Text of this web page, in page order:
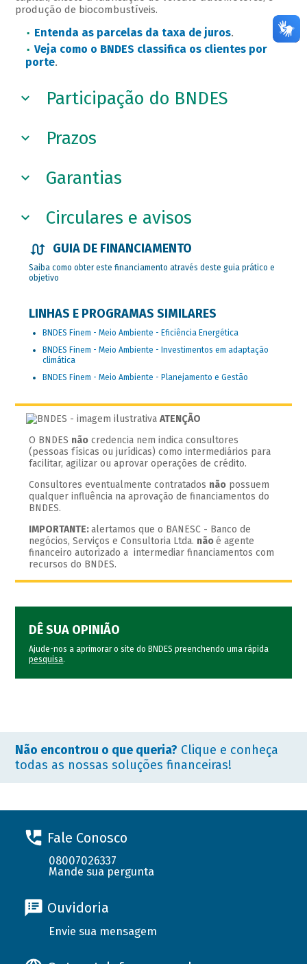
produção de biocombustíveis.
Entenda as parcelas da taxa de juros.
Veja como o BNDES classifica os clientes por
porte.
Participação do BNDES
Prazos
Garantias
Circulares e avisos
GUIA DE FINANCIAMENTO
Saiba como obter este financiamento através deste guia prático e
objetivo
LINHAS E PROGRAMAS SIMILARES
BNDES Finem - Meio Ambiente - Eficiência Energética
BNDES Finem - Meio Ambiente - Investimentos em adaptação
climática
BNDES Finem - Meio Ambiente - Planejamento e Gestão
ATENÇÃO
O BNDES não credencia nem indica consultores
(pessoas físicas ou jurídicas) como intermediários para
facilitar, agilizar ou aprovar operações de crédito.
Consultores eventualmente contratados não possuem
qualquer influência na aprovação de financiamentos do
BNDES.
IMPORTANTE:alertamos que o BANESC - Banco de
negócios, Serviços e Consultoria Ltda. nãoé agente
financeiro autorizado a intermediar financiamentos com
recursos do BNDES.
DÊ SUA OPINIÃO
Ajude-nos a aprimorar o site do BNDES preenchendo uma rápida
pesquisa.
Não encontrou o que queria? Clique e conheça
todas as nossas soluções financeiras!
Fale Conosco
08007026337
Mande sua pergunta
Ouvidoria
Envie sua mensagem